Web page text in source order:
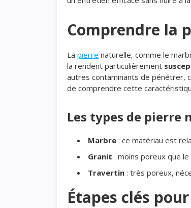
Comprendre la
La pierre naturelle, comme le
la rendent particulièrement
autres contaminants de pénétrer,
de comprendre cette
Les types de
Marbre : ce matériau est
Granit : moins poreux que
Travertin : très poreux,
Étapes clés